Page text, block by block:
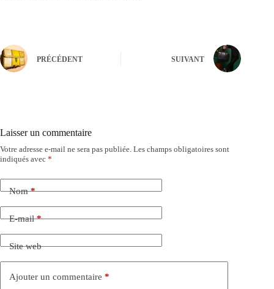
PRÉCÉDENT SUIVANT
Laisser un commentaire
Votre adresse e-mail ne sera pas publiée. Les champs obligatoires sont
indiqués avec *
Nom*
E-mail*
Site web
Ajouter un commentaire *